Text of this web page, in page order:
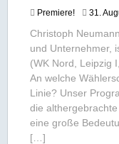
Premiere! 31.
Christoph
und Unternehmer,
(WK Nord, Leipzig
An welche
Linie? Unser
die
eine große
[…]